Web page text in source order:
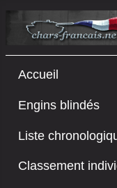
Accueil
Engins blindés
Liste
Classement